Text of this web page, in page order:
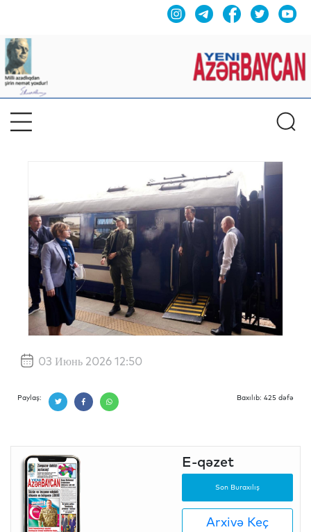
03 Июнь 2026 12:50
Paylaş: Baxılıb: 425 dəfə
E-qəzet
Son Buraxılış
Arxivə Keç